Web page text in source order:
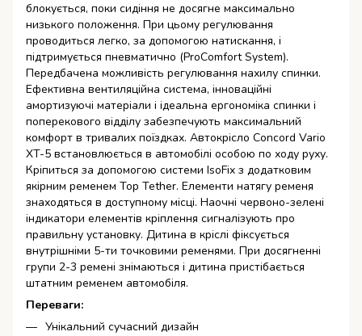
блокується, поки сидіння не досягне максимально
низького положення. При цьому регулювання
проводиться легко, за допомогою натискання, і
підтримується пневматично (ProComfort System).
Передбачена можливість регулювання нахилу спинки.
Ефективна вентиляційна система, інноваційні
амортизуючі матеріали і ідеальна ергономіка спинки і
поперекового відділу забезпечують максимальний
комфорт в тривалих поїздках. Автокрісло Concord Vario
XT-5 встановлюється в автомобілі особою по ходу руху.
Кріпиться за допомогою системи IsoFix з додатковим
якірним ременем Top Tether. Елементи натягу ременя
знаходяться в доступному місці. Наочні червоно-зелені
індикатори елементів кріплення сигналізують про
правильну установку. Дитина в кріслі фіксується
внутрішніми 5-ти точковими ременями. При досягненні
групи 2-3 ремені знімаються і дитина пристібається
штатним ременем автомобіля.
Переваги:
Унікальний сучасний дизайн